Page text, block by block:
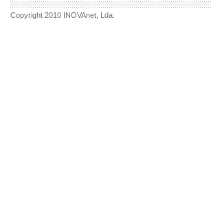
Copyright 2010 INOVAnet , Lda.